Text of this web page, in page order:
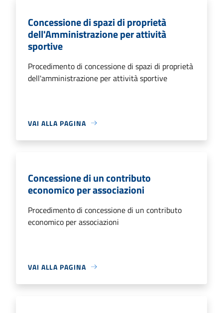
Concessione di spazi di proprietà
dell'Amministrazione per attività
sportive
Procedimento di concessione di spazi di proprietà
dell'amministrazione per attività sportive
VAI ALLA PAGINA
Concessione di un contributo
economico per associazioni
Procedimento di concessione di un contributo
economico per associazioni
VAI ALLA PAGINA